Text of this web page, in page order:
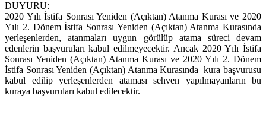
DUYURU:
2020 Yılı İstifa Sonrası Yeniden (Açıktan) Atanma Kurası ve 2020
Yılı 2. Dönem İstifa Sonrası Yeniden (Açıktan) Atanma Kurasında
yerleşenlerden, atanmaları uygun görülüp atama süreci devam
edenlerin başvuruları kabul edilmeyecektir. Ancak 2020 Yılı İstifa
Sonrası Yeniden (Açıktan) Atanma Kurası ve 2020 Yılı 2. Dönem
İstifa Sonrası Yeniden (Açıktan) Atanma Kurasında kura başvurusu
kabul edilip yerleşenlerden ataması sehven yapılmayanların bu
kuraya başvuruları kabul edilecektir.